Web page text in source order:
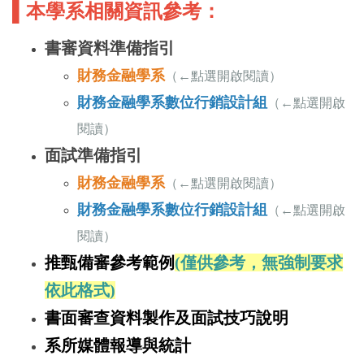
▌本學系相關資訊參考：
書審資料準備指引
財務金融學系 （←點選開啟閱讀）
財務金融學系數位行銷設計組
（←點選開啟
閱讀）
面試準備指引
財務金融學系 （←點選開啟閱讀）
財務金融學系數位行銷設計組
（←點選開啟
閱讀）
推甄備審參考範例(僅供參考，無強制要求
依此格式)
書面審查資料製作及面試技巧說明
系所媒體報導與統計